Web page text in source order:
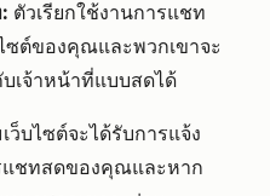
ตัวเรียกใช้งานการแชท
ซต์ของคุณและพวกเขาจะ
เจ้าหน้าที่แบบสดได้
ว็บไซต์จะได้รับการแจ้ง
แชทสดของคุณและหาก